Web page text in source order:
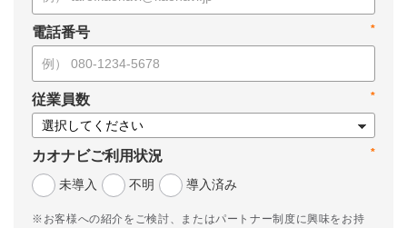
*
電話番号
*
従業員数
*
カオナビご利用状況
未導入
不明 導入済み
※お客様への紹介をご検討、またはパートナー制度に興味をお持